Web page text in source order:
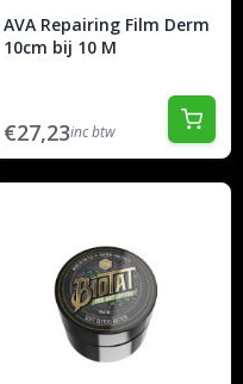
AVA Repairing Film Derm
10cm bij 10 M
€27,23inc btw